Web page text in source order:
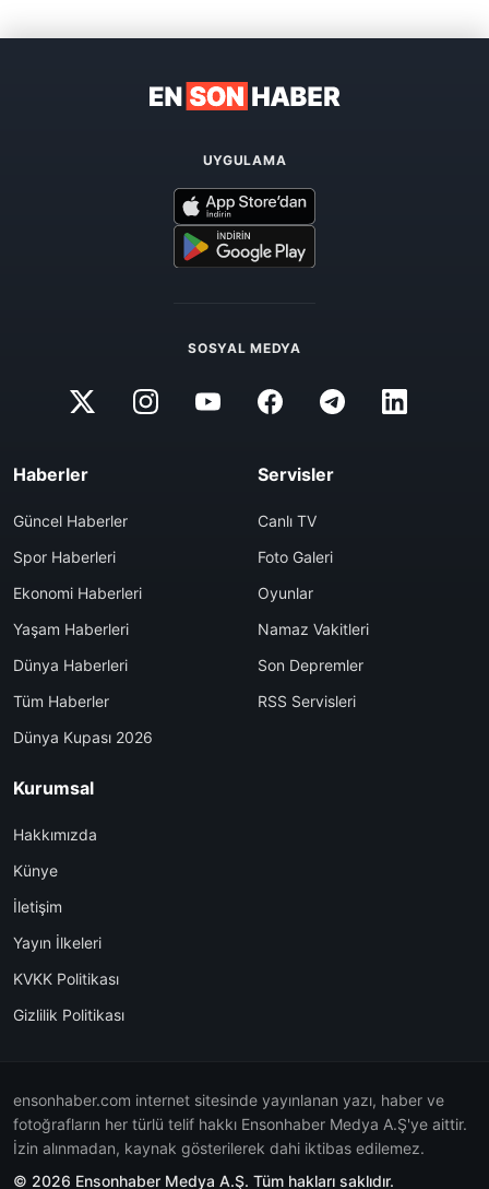
UYGULAMA
SOSYAL MEDYA
Haberler
Güncel Haberler
Spor Haberleri
Ekonomi Haberleri
Yaşam Haberleri
Dünya Haberleri
Tüm Haberler
Dünya Kupası 2026
Servisler
Canlı TV
Foto Galeri
Oyunlar
Namaz Vakitleri
Son Depremler
RSS Servisleri
Kurumsal
Hakkımızda
Künye
İletişim
Yayın İlkeleri
KVKK Politikası
Gizlilik Politikası
ensonhaber.com internet sitesinde yayınlanan yazı, haber ve
fotoğrafların her türlü telif hakkı Ensonhaber Medya A.Ş'ye aittir.
İzin alınmadan, kaynak gösterilerek dahi iktibas edilemez.
© 2026 Ensonhaber Medya A.Ş. Tüm hakları saklıdır.